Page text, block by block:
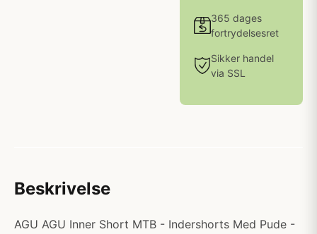
365 dages
fortrydelsesret
Sikker handel
via SSL
Beskrivelse
AGU AGU Inner Short MTB - Indershorts Med Pude -